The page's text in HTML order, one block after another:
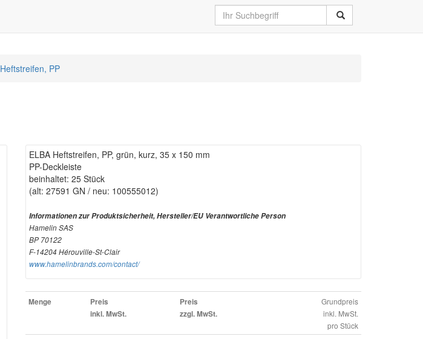
Heftstreifen, PP
ELBA Heftstreifen, PP, grün, kurz, 35 x 150 mm
PP-Deckleiste
beinhaltet: 25 Stück
(alt: 27591 GN / neu: 100555012)
Informationen zur Produktsicherheit, Hersteller/EU Verantwortliche Person
Hamelin SAS
BP 70122
F-14204 Hérouville-St-Clair
www.hamelinbrands.com/contact/
Menge
Preis
inkl. MwSt.
Preis
zzgl. MwSt.
Grundpreis
inkl. MwSt.
pro Stück